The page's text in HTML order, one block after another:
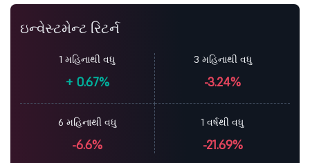
ઇન્વેસ્ટમેન્ટ રિટર્ન
1 મહિનાથી વધુ
+0.67%
3 મહિનાથી વધુ
-3.24%
6 મહિનાથી વધુ
-6.6%
1 વર્ષથી વધુ
-21.69%